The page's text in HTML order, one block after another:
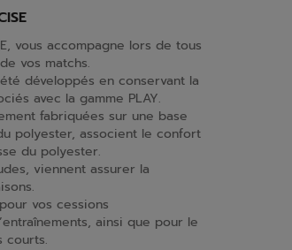
vous accompagne lors de tous
vos matchs.
développés en conservant la
avec la gamme PLAY.
fabriquées sur une base
polyester, associent le confort
du polyester.
viennent assurer la
vos cessions
ainsi que pour le
courts.